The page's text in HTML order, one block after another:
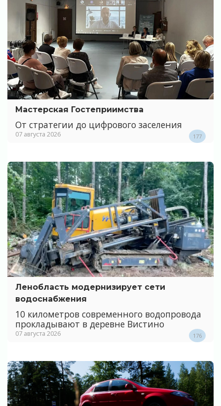
Мастерская Гостеприимства
От стратегии до цифрового заселения
07 августа 2026 177
Ленобласть модернизирует сети
водоснабжения
10 километров современного водопровода
прокладывают в деревне Вистино
07 августа 2026 176